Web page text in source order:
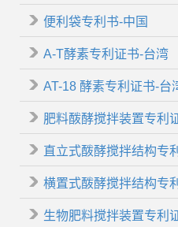
便利袋专利书-中国
A-T酵素专利证书-台湾
AT-18 酵素专利证书-台
肥料酦酵搅拌装置专利
直立式酦酵搅拌结构专
横置式酦酵搅拌结构专
生物肥料搅拌装置专利